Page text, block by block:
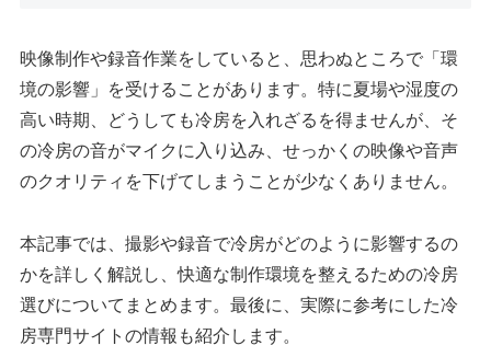
映像制作や録音作業をしていると、思わぬところで「環
境の影響」を受けることがあります。特に夏場や湿度の
高い時期、どうしても冷房を入れざるを得ませんが、そ
の冷房の音がマイクに入り込み、せっかくの映像や音声
のクオリティを下げてしまうことが少なくありません。
本記事では、撮影や録音で冷房がどのように影響するの
かを詳しく解説し、快適な制作環境を整えるための冷房
選びについてまとめます。最後に、実際に参考にした冷
房専門サイトの情報も紹介します。